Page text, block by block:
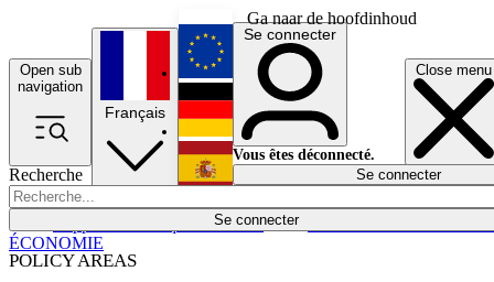
Ga naar de hoofdinhoud
Open sub
navigation
Close menu
Recherche
Se connecter
POLICY AREAS
Économie
Français
English
Deutsch
Español
Se connecter
Vous êtes déconnecté.
Se connecter
ÉCONOMIE